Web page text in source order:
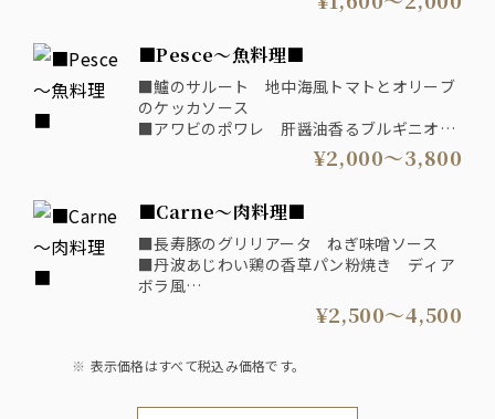
■Pesce～魚料理■
■鱸のサルート 地中海風トマトとオリーブ
のケッカソース
■アワビのポワレ 肝醤油香るブルギニオン
■オマール海老のグラティナーレ アメリケ
¥2,000〜3,800
■Carne～肉料理■
■長寿豚のグリリアータ ねぎ味噌ソース
■丹波あじわい鶏の香草パン粉焼き ディア
ボラ風
■国産牛肉のビステッカ 赤ワインソース
¥2,500〜4,500
表示価格はすべて税込み価格です。